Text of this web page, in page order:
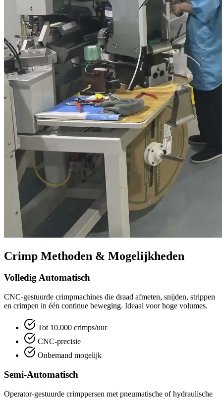
Crimp Methoden & Mogelijkheden
Volledig Automatisch
CNC-gestuurde crimpmachines die draad afmeten, snijden, strippen
en crimpen in één continue beweging. Ideaal voor hoge volumes.
Tot 10.000 crimps/uur
CNC-precisie
Onbemand mogelijk
Semi-Automatisch
Operator-gestuurde crimppersen met pneumatische of hydraulische